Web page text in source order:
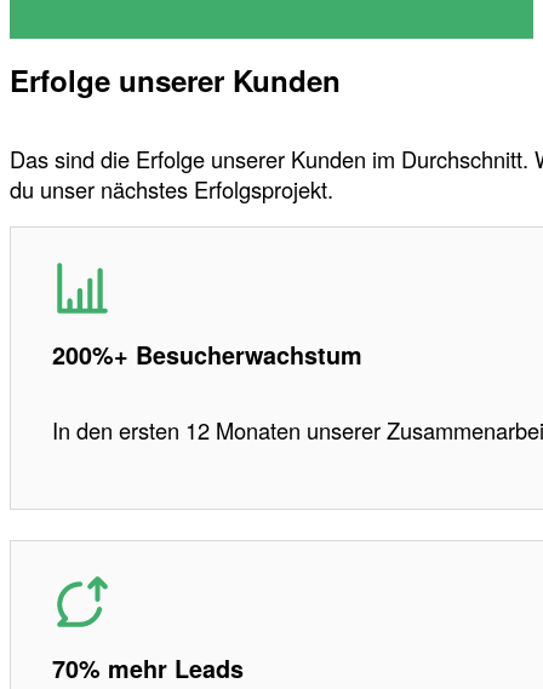
Erfolge unserer Kunden
Das sind die Erfolge unserer Kunden im Durchschnitt.
du unser nächstes Erfolgsprojekt.
200%+ Besucherwachstum
In den ersten 12 Monaten unserer
70% mehr Leads